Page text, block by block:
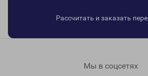
Рассчитать и заказать
Мы в соцсетях